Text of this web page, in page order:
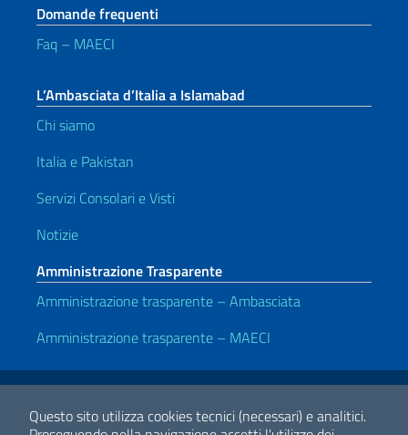
Questo sito utilizza cookies tecnici (necessari) e analitici.
Domande frequenti
Faq – MAECI
L’Ambasciata d’Italia a Islamabad
Chi siamo
Italia e Pakistan
Servizi Consolari e Visti
Notizie
Amministrazione Trasparente
Amministrazione trasparente – Ambasciata
Amministrazione trasparente – MAECI
Link Utili